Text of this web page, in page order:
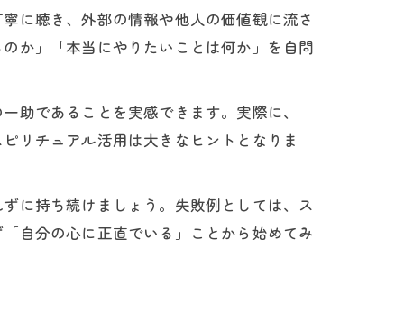
に聴き、外部の情報や他人の価値観に流さ
か」「本当にやりたいことは何か」を自問
助であることを実感できます。実際に、
リチュアル活用は大きなヒントとなりま
に持ち続けましょう。失敗例としては、ス
自分の心に正直でいる」ことから始めてみ